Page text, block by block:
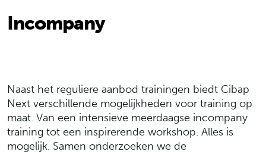
Incompany
Naast het reguliere aanbod trainingen biedt Cibap
Next verschillende mogelijkheden voor training op
maat. Van een intensieve meerdaagse incompany
training tot een inspirerende workshop. Alles is
mogelijk. Samen onderzoeken we de